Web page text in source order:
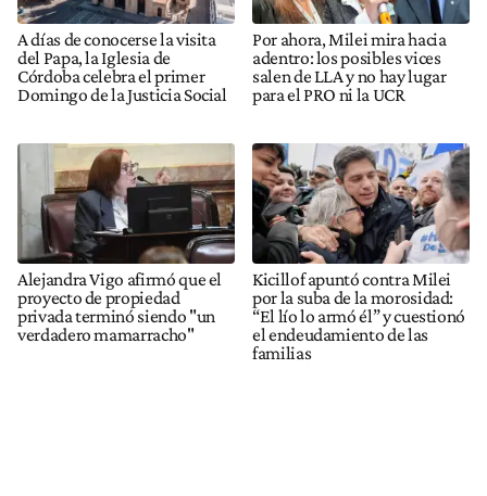
A días de conocerse la visita
del Papa, la Iglesia de
Córdoba celebra el primer
Domingo de la Justicia Social
Por ahora, Milei mira hacia
adentro: los posibles vices
salen de LLA y no hay lugar
para el PRO ni la UCR
Alejandra Vigo afirmó que el
proyecto de propiedad
privada terminó siendo "un
verdadero mamarracho"
Kicillof apuntó contra Milei
por la suba de la morosidad:
“El lío lo armó él” y cuestionó
el endeudamiento de las
familias